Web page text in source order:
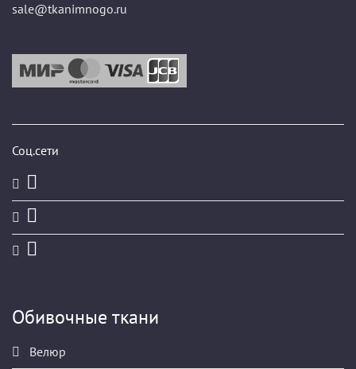
sale@tkanimnogo.ru
Соц.сети
Обивочные ткани
Велюр